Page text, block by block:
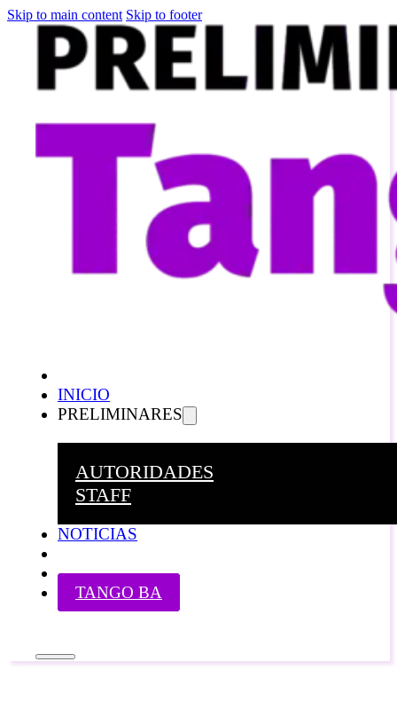
Skip to main content Skip to footer
INICIO
PRELIMINARES
AUTORIDADES
STAFF
NOTICIAS
TANGO BA